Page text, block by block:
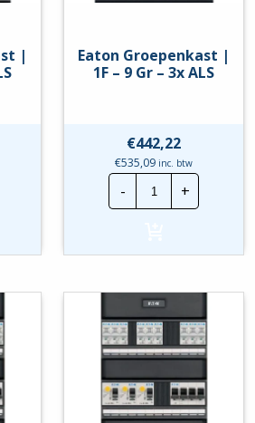
|
Eaton Groepenkast |
1F – 9 Gr – 3x ALS
€442,22
€535,09 inc. btw
-
Eaton
Groepenkast
|
9
3x
ALS
hoeveelheid
+